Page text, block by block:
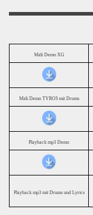
Midi Demo XG
Midi Demo TYROS mit Drums
Playback mp3 Demo
Playback mp3 mit Drums und Lyrics